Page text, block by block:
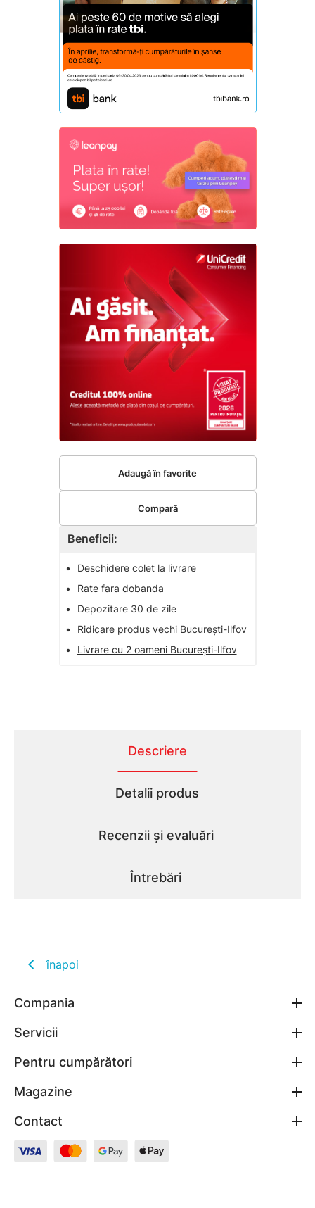
Beneficii:
•
Deschidere colet la livrare
•
Rate fara dobanda
•
Depozitare 30 de zile
•
Ridicare produs vechi București-Ilfov
•
Livrare cu 2 oameni București-Ilfov
Adaugă în favorite
Compară
Descriere
Detalii produs
Recenzii și evaluări
Întrebări
înapoi
Compania
Servicii
Pentru cumpărători
Magazine
Contact